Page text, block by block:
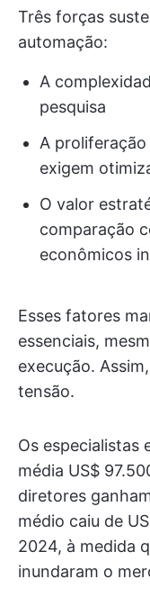
Três forças
automação:
A
pesquisa
A
exigem
O valor
comparação
econômicos
Esses fatores
essenciais,
execução.
tensão.
Os especialistas
média US$
diretores
médio caiu de
2024, à medida
inundaram o